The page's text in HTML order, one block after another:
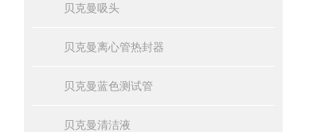
贝克曼吸头
贝克曼离心管热封器
贝克曼蓝色测试管
贝克曼清洁液